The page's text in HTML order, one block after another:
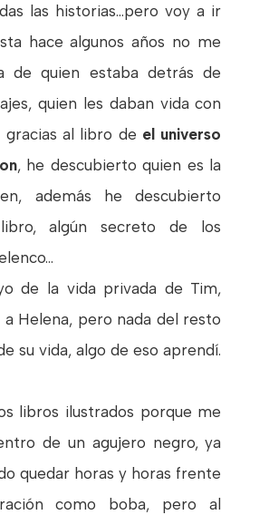
las historias...pero voy a ir
hace algunos años no me
de quien estaba detrás de
quien les daban vida con
gracias al libro de el universo
, he descubierto quien es la
además he descubierto
algún secreto de los
de la vida privada de Tim,
a Helena, pero nada del resto
su vida, algo de eso aprendí.
libros ilustrados porque me
de un agujero negro, ya
quedar horas y horas frente
como boba, pero al